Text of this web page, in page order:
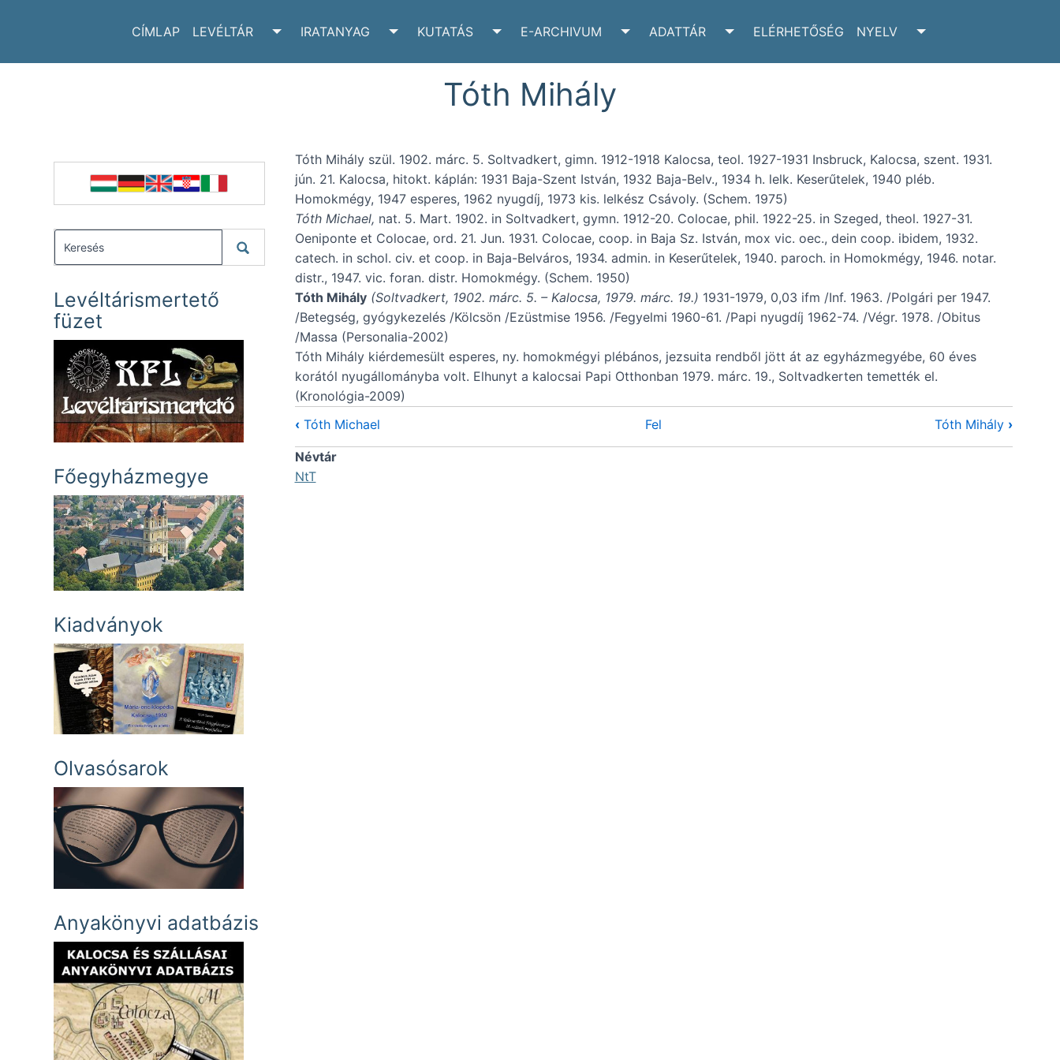
CÍMLAP LEVÉLTÁR
TOGGLE LEVÉLTÁR SUBMENU
IRATANYAG
TOGGLE IRATANYAG SUBMENU
KUTATÁS
TOGGLE KUTATÁS SUBMENU
E-ARCHIVUM
TOGGLE E-ARCHIVUM SUBMENU
ADATTÁR
TOGGLE ADATTÁR SUBMENU
ELÉRHETŐSÉG NYELV
Tóth Mihály
Levéltárismertető
füzet
Főegyházmegye
Kiadványok
Olvasósarok
Anyakönyvi adatbázis
Tóth Mihály szül. 1902. márc. 5. Soltvadkert, gimn. 1912-1918 Kalocsa, teol. 1927-1931 Insbruck, Kalocsa, szent. 1931.
jún. 21. Kalocsa, hitokt. káplán: 1931 Baja-Szent István, 1932 Baja-Belv., 1934 h. lelk. Keserűtelek, 1940 pléb.
Homokmégy, 1947 esperes, 1962 nyugdíj, 1973 kis. lelkész Csávoly. (Schem. 1975)
Tóth Michael, nat. 5. Mart. 1902. in Soltvadkert, gymn. 1912-20. Colocae, phil. 1922-25. in Szeged, theol. 1927-31.
Oeniponte et Colocae, ord. 21. Jun. 1931. Colocae, coop. in Baja Sz. István, mox vic. oec., dein coop. ibidem, 1932.
catech. in schol. civ. et coop. in Baja-Belváros, 1934. admin. in Keserűtelek, 1940. paroch. in Homokmégy, 1946. notar.
distr., 1947. vic. foran. distr. Homokmégy. (Schem. 1950)
Tóth Mihály(Soltvadkert, 1902. márc. 5. – Kalocsa, 1979. márc. 19.) 1931-1979, 0,03 ifm /Inf. 1963. /Polgári per 1947.
/Betegség, gyógykezelés /Kölcsön /Ezüstmise 1956. /Fegyelmi 1960-61. /Papi nyugdíj 1962-74. /Végr. 1978. /Obitus
/Massa (Personalia-2002)
Tóth Mihály kiérdemesült esperes, ny. homokmégyi plébános, jezsuita rendből jött át az egyházmegyébe, 60 éves
korától nyugállományba volt. Elhunyt a kalocsai Papi Otthonban 1979. márc. 19., Soltvadkerten temették el.
(Kronológia-2009)
‹Tóth Michael Fel Tóth Mihály ›
Névtár
NtT